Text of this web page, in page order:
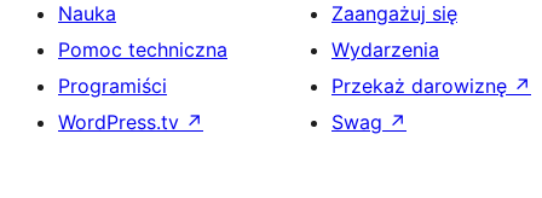
Nauka
Pomoc techniczna
Programiści
WordPress.tv ↗
Zaangażuj się
Wydarzenia
Przekaż darowiznę ↗
Swag ↗